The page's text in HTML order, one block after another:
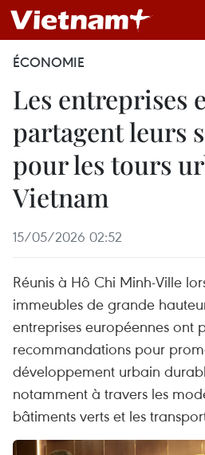
ÉCONOMIE
Les entreprises
partagent leurs
pour les tours
Vietnam
15/05/2026 02:52
Réunis à Hô Chi Minh-Ville
immeubles de grande
entreprises européennes ont
recommandations pour
développement urbain
notamment à travers les
bâtiments verts et les